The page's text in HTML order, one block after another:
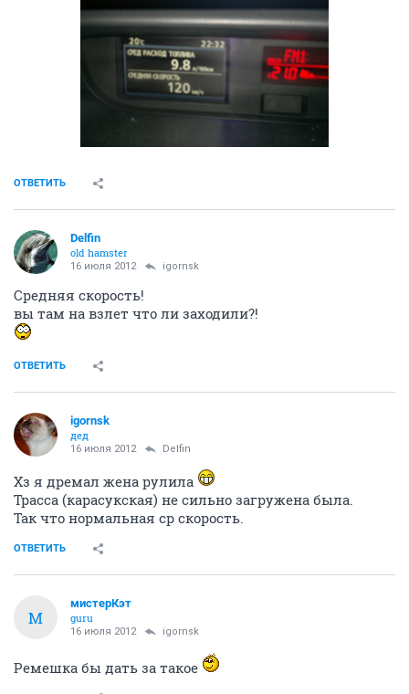
ОТВЕТИТЬ
Delfin
old hamster
16 июля 2012 igornsk
Средняя скорость!
вы там на взлет что ли заходили?!
ОТВЕТИТЬ
igornsk
дед
16 июля 2012 Delfin
Хз я дремал жена рулила
Трасса (карасукская) не сильно загружена была.
Так что нормальная ср скорость.
ОТВЕТИТЬ
М
мистерКэт
guru
16 июля 2012 igornsk
Ремешка бы дать за такое